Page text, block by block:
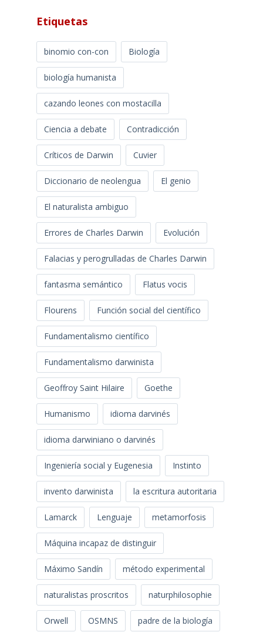
Etiquetas
binomio con-con Biología
biología humanista
cazando leones con mostacilla
Ciencia a debate Contradicción
Críticos de Darwin Cuvier
Diccionario de neolengua El genio
El naturalista ambiguo
Errores de Charles Darwin Evolución
Falacias y perogrulladas de Charles Darwin
fantasma semántico Flatus vocis
Flourens Función social del científico
Fundamentalismo científico
Fundamentalismo darwinista
Geoffroy Saint Hilaire Goethe
Humanismo idioma darvinés
idioma darwiniano o darvinés
Ingeniería social y Eugenesia Instinto
invento darwinista la escritura autoritaria
Lamarck Lenguaje metamorfosis
Máquina incapaz de distinguir
Máximo Sandín método experimental
naturalistas proscritos naturphilosophie
Orwell OSMNS padre de la biología